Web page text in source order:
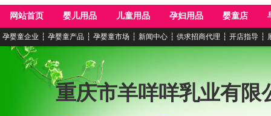
网站首页 婴儿用品 儿童用品 孕妇用品 婴童店
孕婴童企业 ┆ 孕婴童产品 ┆ 孕婴童市场 ┆ 新闻中心 ┆ 供求招商代理 ┆ 开店指导 ┆
重庆市羊咩咩乳业有限